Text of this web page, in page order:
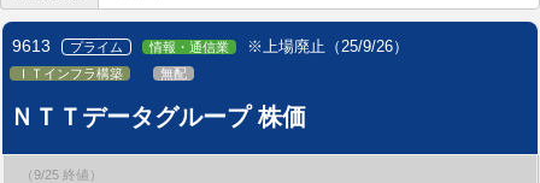
9613 プライム 情報・通信業 ※上場廃止（25/9/26）
ＩＴインフラ構築 無配
ＮＴＴデータグループ 株価
（9/25 終値）